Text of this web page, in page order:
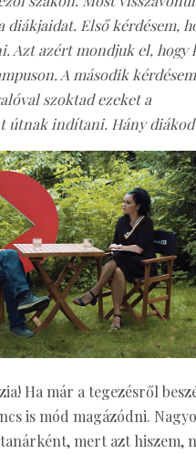
Első kérdésem,
Azt azért mondjuk el, hogy
A második
szoktad ezeket a
útnak indítani. Hány diákod
Ha már a tegezésről
is mód magázódni.
mert azt hiszem,